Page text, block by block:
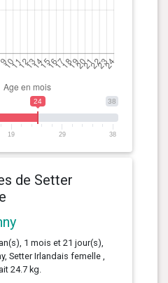
38
24
19 29 38
de Setter
1 mois et 21 jour(s),
Setter Irlandais femelle ,
24.7 kg.